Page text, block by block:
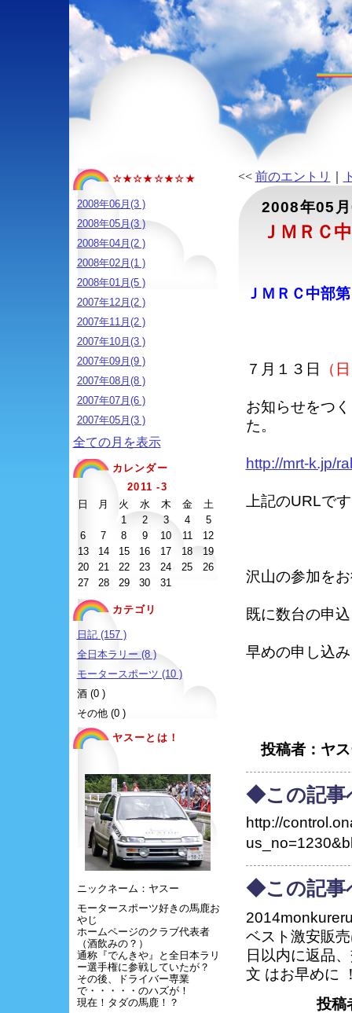
☆★☆★☆★☆★
2008年06月(3 )
2008年05月(3 )
2008年04月(2 )
2008年02月(1 )
2008年01月(5 )
2007年12月(2 )
2007年11月(2 )
2007年10月(3 )
2007年09月(9 )
2007年08月(8 )
2007年07月(6 )
2007年05月(3 )
全ての月を表示
カレンダー
2011 -3
日
月 火 水 木 金
土
1
2 3 4
5
6
7 8 9 10 11
12
13
14 15 16 17 18
19
20
21 22 23 24 25
26
27
28 29 30 31
カテゴリ
日記 (157 )
全日本ラリー (8 )
モータースポーツ (10 )
酒 (0 )
その他 (0 )
ヤスーとは！
ニックネーム：ヤスー
モータースポーツ好きの馬鹿お
やじ
ホームページのクラブ代表者
（酒飲みの？）
通称『でんきや』と全日本ラリ
ー選手権に参戦していたが？
その後、ドライバー専業
で・・・・・のハズが！
現在！タダの馬鹿！？
<< 前のエントリ
2008年05
ＪＭＲＣ
ＪＭＲＣ中部
７月１３日 （
お知らせをつ
た。
http://mrt-k.jp/
上記のURLで
沢山の参加を
既に数台の申
早めの申し込
投稿者：ヤ
◆この記事
http://
◆この記事
ベスト激安販
日以内に返品
文 はお早めに
投稿